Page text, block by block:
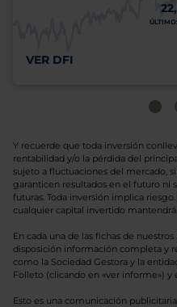
VER DFI
Y recuerde que toda inversión
rentabilidad y/o la pérdida del
sujeto a fluctuaciones del mercado,
garanticen resultados en el futuro ni
futuras. Toda inversión implica
cualquier capital invertido
En cada una de las fichas de
disposición información completa y
como la Sociedad Gestora y la
Folleto (clicando en «ver informe») y
Esto es una comunicación